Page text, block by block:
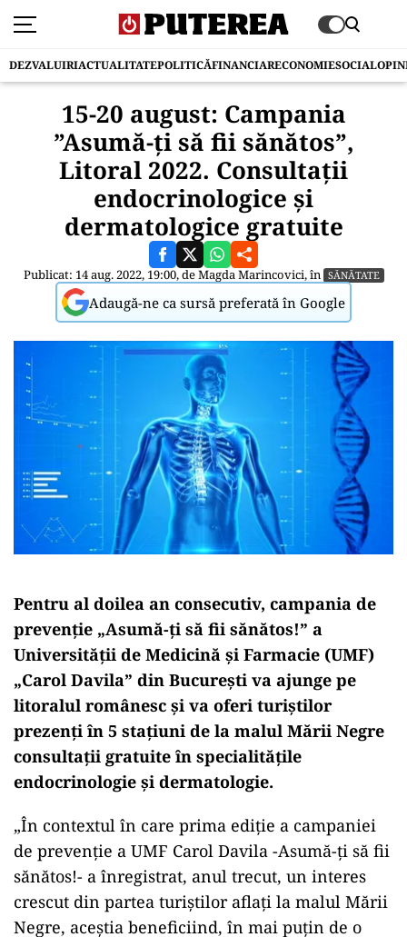
DEZVALUIRIACTUALITATEPOLITICĂFINANCIARECONOMIESOCIAL
15-20 august: Campania
”Asumă-ți să fii sănătos”,
Litoral 2022. Consultații
endocrinologice și
dermatologice gratuite
Publicat: 14 aug. 2022, 19:00, deMagda Marincovici, în SĂNĂTATE
Adaugă-ne ca sursă preferată în Google
Pentru al doilea an consecutiv, campania de
prevenţie „Asumă-ţi să fii sănătos!” a
Universităţii de Medicină şi Farmacie (UMF)
„Carol Davila” din Bucureşti va ajunge pe
litoralul românesc şi va oferi turiştilor
prezenţi în 5 staţiuni de la malul Mării Negre
consultaţii gratuite în specialităţile
endocrinologie şi dermatologie.
„În contextul în care prima ediţie a campaniei
de prevenţie a UMF Carol Davila -Asumă-ţi să fii
sănătos!- a înregistrat, anul trecut, un interes
crescut din partea turiştilor aflaţi la malul Mării
Negre, aceştia beneficiind, în mai puţin de o